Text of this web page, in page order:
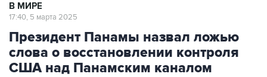
В МИРЕ
17:40, 5 марта 2025
Президент Панамы назвал ложью
слова о восстановлении контроля
США над Панамским каналом